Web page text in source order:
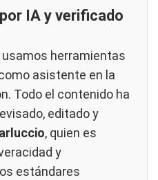
IA y verificado
herramientas
asistente en la
Todo el contenido ha
editado y
, quien es
y
estándares